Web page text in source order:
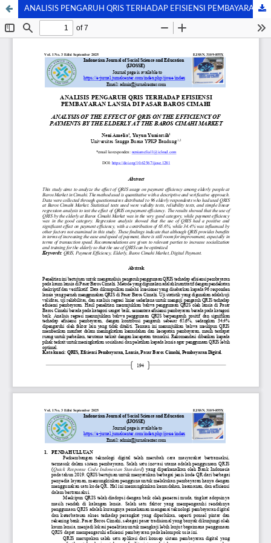
ANALISIS PENGARUH QRIS TERHADAP EFISIENSI PEMBAYARAN LANSIA DI PASAR BAROS CIMAHI